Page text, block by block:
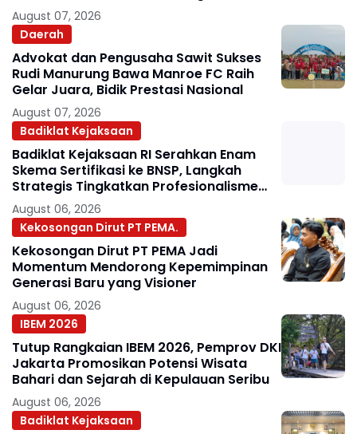
August 07, 2026
Daerah
Advokat dan Pengusaha Sawit Sukses
Rudi Manurung Bawa Manroe FC Raih
Gelar Juara, Bidik Prestasi Nasional
August 07, 2026
Badiklat Kejaksaan
Badiklat Kejaksaan RI Serahkan Enam
Skema Sertifikasi ke BNSP, Langkah
Strategis Tingkatkan Profesionalisme
Jaksa
August 06, 2026
Kekosongan Dirut PT PEMA.
Kekosongan Dirut PT PEMA Jadi
Momentum Mendorong Kepemimpinan
Generasi Baru yang Visioner
August 06, 2026
IBEM 2026
Tutup Rangkaian IBEM 2026, Pemprov DKI
Jakarta Promosikan Potensi Wisata
Bahari dan Sejarah di Kepulauan Seribu
August 06, 2026
Badiklat Kejaksaan